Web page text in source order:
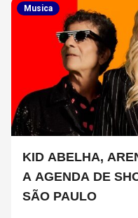
Musica
KID ABELHA,
A AGENDA DE
SÃO PAULO